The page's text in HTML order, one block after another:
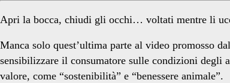
Apri la bocca, chiudi gli occhi… voltati mentre li
Manca solo quest’ultima parte al video promosso
sensibilizzare il consumatore sulle condizioni
valore, come “sostenibilità” e “benessere animale”.